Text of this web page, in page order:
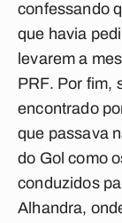
confessando
que havia
levarem a
PRF. Por fim,
encontrado
que passava
do Gol como
conduzidos
Alhandra,